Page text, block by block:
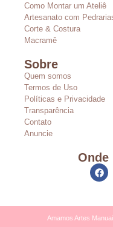
Como Montar um Ateliê
Artesanato com
Corte & Costura
Macramê
Sobre
Quem somos
Termos de Uso
Políticas e Privacidade
Transparência
Contato
Anuncie
Onde
Amamos Artes